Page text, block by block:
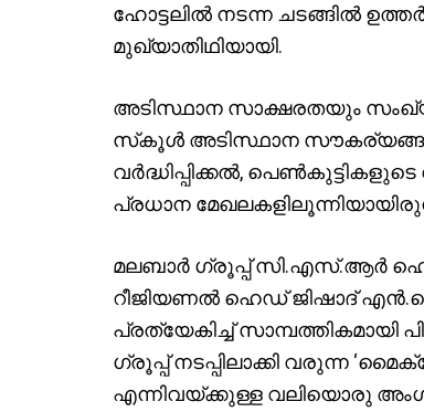
ഹോട്ടലില്‍ നടന്ന ചടങ്ങില്‍
മുഖ്യാതിഥിയായി.
അടിസ്ഥാന സാക്ഷരതയും
സ്‌കൂള്‍ അടിസ്ഥാന സൗകര്യങ്ങള്‍
വര്‍ദ്ധിപ്പിക്കല്‍,
പ്രധാന
മലബാര്‍ ഗ്രൂപ്പ് സി.എസ്.ആര്‍
റീജിയണല്‍ ഹെഡ് ജിഷാദ്
പ്രത്യേകിച്ച് സാമ്പത്തികമായി
ഗ്രൂപ്പ് നടപ്പിലാക്കി വരുന്ന
എന്നിവയ്ക്കുള്ള വലിയൊരു